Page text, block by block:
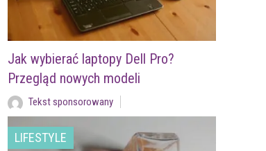
Jak wybierać laptopy Dell Pro?
Przegląd nowych modeli
Tekst sponsorowany
LIFESTYLE